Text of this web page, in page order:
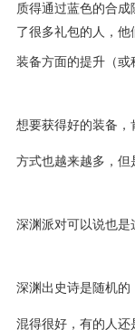
质得通过蓝色的合
了很多礼包的人，他
装备方面的提升（或
想要获得好的装备，
方式也越来越多，
深渊派对可以说也是
深渊出史诗是随机
混得很好，有的人